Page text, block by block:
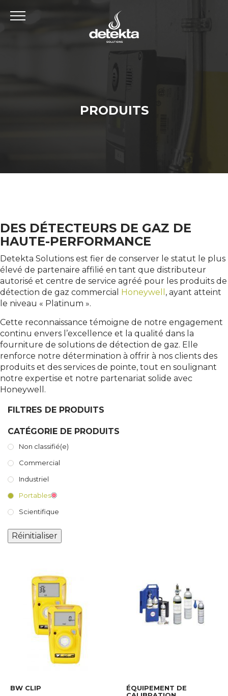
PRODUITS
DES DÉTECTEURS DE GAZ DE
HAUTE-PERFORMANCE
Detekta Solutions est fier de conserver le statut le plus
élevé de partenaire affilié en tant que distributeur
autorisé et centre de service agréé pour les produits de
détection de gaz commercial Honeywell , ayant atteint
le niveau « Platinum ».
Cette reconnaissance témoigne de notre engagement
continu envers l’excellence et la qualité dans la
fourniture de solutions de détection de gaz. Elle
renforce notre détermination à offrir à nos clients des
produits et des services de pointe, tout en soulignant
notre expertise et notre partenariat solide avec
Honeywell.
FILTRES DE PRODUITS
CATÉGORIE DE PRODUITS
Non classifié(e)
Commercial
Industriel
Portables
Scientifique
Réinitialiser
BW CLIP
ÉQUIPEMENT DE